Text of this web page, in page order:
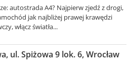
autostrada A4? Najpierw zjedź z drogi,
jak najbliżej prawej krawędzi
włącz światła...
ul. Spiżowa 9 lok. 6, Wrocław